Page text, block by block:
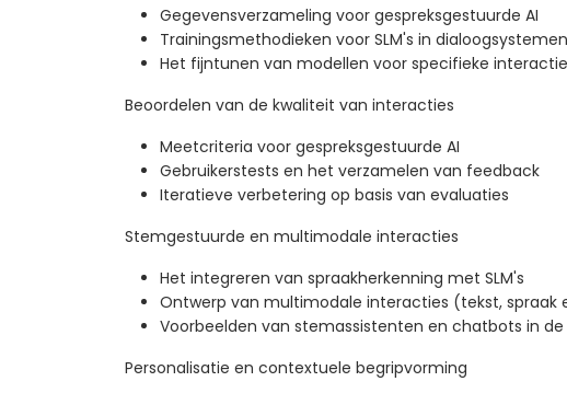
Gegevensverzameling voor gespreksgestuurde AI
Trainingsmethodieken voor SLM's in dialoogsystemen
Het fijntunen van modellen voor specifieke
Beoordelen van de kwaliteit van interacties
Meetcriteria voor gespreksgestuurde AI
Gebruikerstests en het verzamelen van feedback
Iteratieve verbetering op basis van evaluaties
Stemgestuurde en multimodale interacties
Het integreren van spraakherkenning met SLM's
Ontwerp van multimodale interacties (tekst, spraak
Voorbeelden van stemassistenten en chatbots in de
Personalisatie en contextuele begripvorming